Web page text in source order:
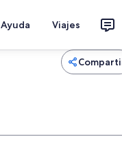
Ayuda Viajes